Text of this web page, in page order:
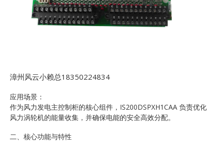
漳州风云小赖总18350224834
应用场景：
作为风力发电主控制柜的核心组件，IS200DSPXH1CAA 负责优化
风力涡轮机的能量收集，并确保电能的安全高效分配。
二、核心功能与特性